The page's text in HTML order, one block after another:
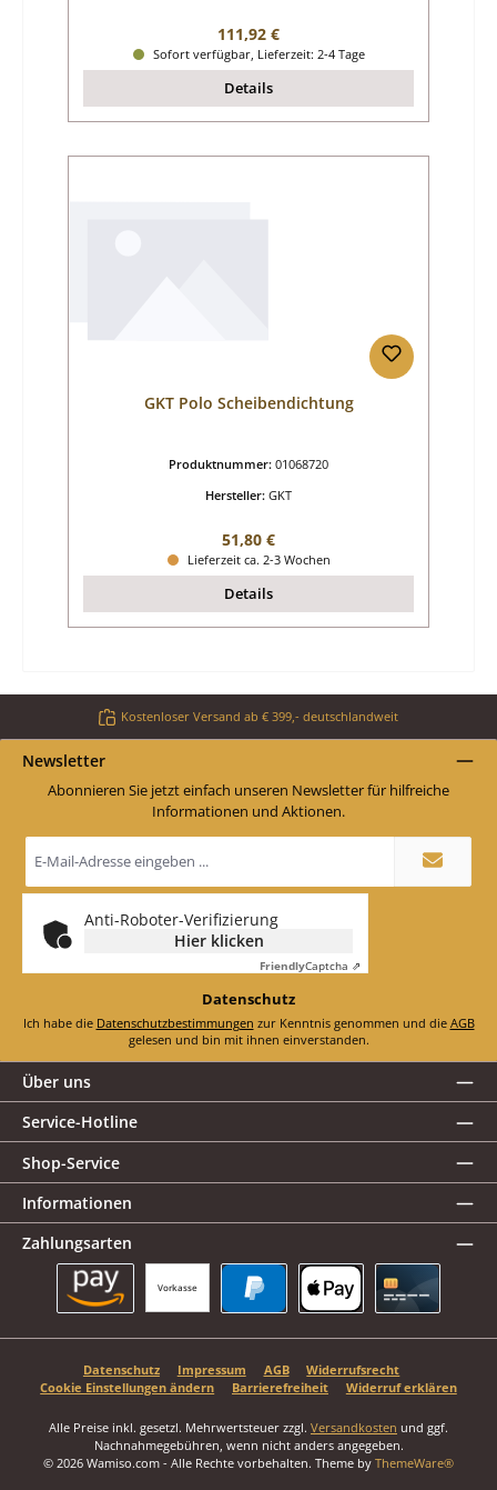
Regulärer Preis:
111,92 €
Sofort verfügbar, Lieferzeit: 2-4 Tage
Details
GKT Polo Scheibendichtung
Produktnummer: 01068720
Hersteller: GKT
Regulärer Preis:
51,80 €
Lieferzeit ca. 2-3 Wochen
Details
Kostenloser Versand ab € 399,- deutschlandweit
Newsletter
Abonnieren Sie jetzt einfach unseren Newsletter für hilfreiche
Informationen und Aktionen.
E-
Mail-
*
Anti-Roboter-Verifizierung
Hier klicken
FriendlyCaptcha ⇗
Datenschutz
Ich habe die Datenschutzbestimmungen zur Kenntnis genommen und die AGB
gelesen und bin mit ihnen einverstanden.
Über uns
Service-Hotline
Shop-Service
Informationen
Zahlungsarten
Vorkasse
Datenschutz Impressum AGB
Widerrufsrecht
Cookie Einstellungen ändern
Barrierefreiheit Widerruf erklären
Alle Preise inkl. gesetzl. Mehrwertsteuer zzgl. Versandkosten und ggf.
Nachnahmegebühren, wenn nicht anders angegeben.
© 2026 Wamiso.com - Alle Rechte vorbehalten. Theme by ThemeWare®